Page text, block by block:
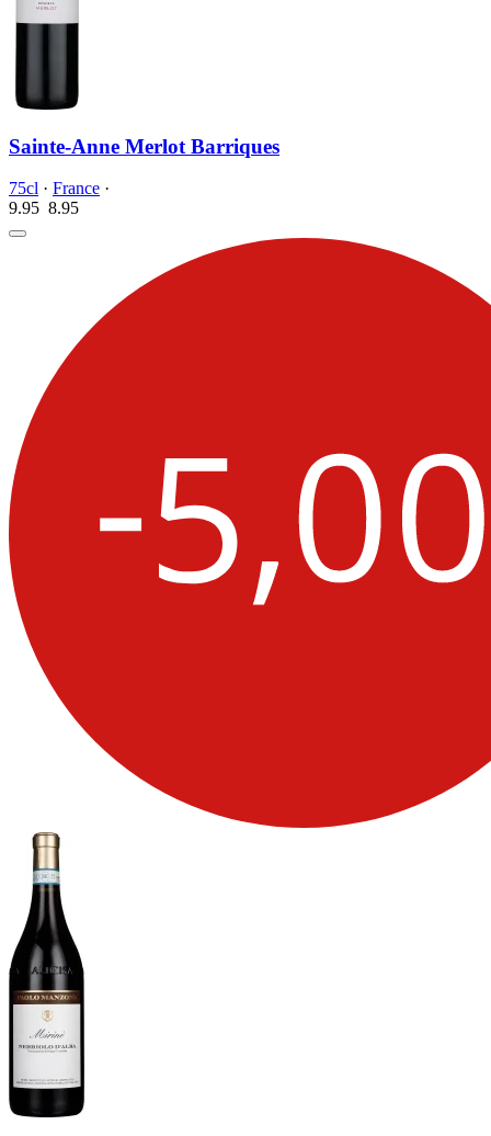
Sainte-Anne Merlot Barriques
75cl · France ·
9.95 8.95